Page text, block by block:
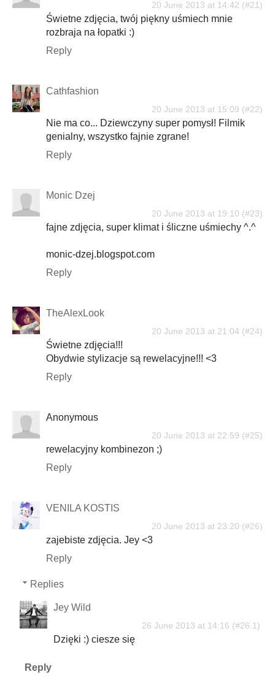
20 June 2013 at 14:42
Świetne zdjęcia, twój piękny uśmiech mnie
rozbraja na łopatki :)
Reply
Cathfashion
20 June 2013 at 15:09
Nie ma co... Dziewczyny super pomysł! Filmik
genialny, wszystko fajnie zgrane!
Reply
Monic Dzej
20 June 2013 at 19:10
fajne zdjęcia, super klimat i śliczne uśmiechy ^.^
monic-dzej.blogspot.com
Reply
TheAlexLook
20 June 2013 at 21:04
Świetne zdjęcia!!!
Obydwie stylizacje są rewelacyjne!!! <3
Reply
Anonymous
20 June 2013 at 22:59
rewelacyjny kombinezon ;)
Reply
VENILA KOSTIS
20 June 2013 at 23:20
zajebiste zdjęcia. Jey <3
Reply
Replies
Jey Wild
26 June 2013 at 14:16
Dzięki :) ciesze się
Reply